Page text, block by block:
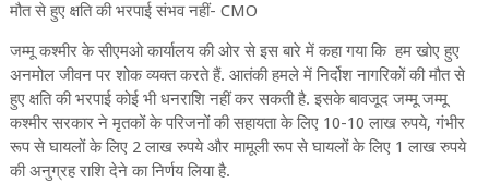
मौत से हुए क्षति की भरपाई संभव नहीं- CMO
जम्मू कश्मीर के सीएमओ कार्यालय की ओर से इस बारे में कहा गया कि हम खोए हुए
अनमोल जीवन पर शोक व्यक्त करते हैं. आतंकी हमले में निर्दोश नागरिकों की मौत से
हुए क्षति की भरपाई कोई भी धनराशि नहीं कर सकती है. इसके बावजूद जम्मू जम्मू
कश्मीर सरकार ने मृतकों के परिजनों की सहायता के लिए 10-10 लाख रुपये, गंभीर
रूप से घायलों के लिए 2 लाख रुपये और मामूली रूप से घायलों के लिए 1 लाख रुपये
की अनुग्रह राशि देने का निर्णय लिया है.